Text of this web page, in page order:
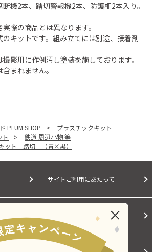
断機2本、踏切警報機2本、防護柵2本入り。
際の商品とは異なります。
キットです。組み立てには別途、接着剤
影用に作例汚し塗装を施しております。
まれません。
PLUM SHOP >
プラスチックキット
ト >
鉄道 周辺小物 等
ット「踏切」（青×黒）
サイトご利用にあたって